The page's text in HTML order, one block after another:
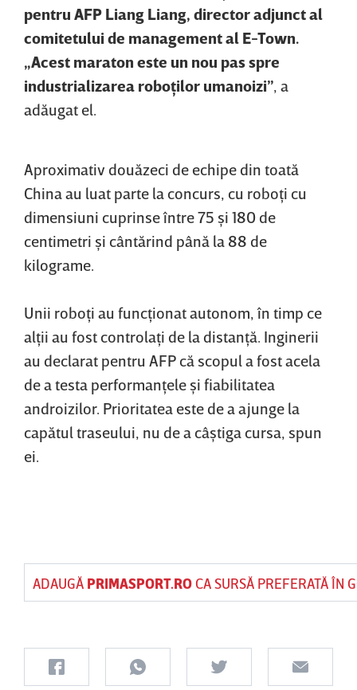
pentru AFP Liang Liang, director adjunct al
comitetului de management al E-Town.
„Acest maraton este un nou pas spre
industrializarea roboţilor umanoizi” , a
adăugat el.
Aproximativ douăzeci de echipe din toată
China au luat parte la concurs, cu roboţi cu
dimensiuni cuprinse între 75 şi 180 de
centimetri şi cântărind până la 88 de
kilograme.
Unii roboţi au funcţionat autonom, în timp ce
alţii au fost controlaţi de la distanţă. Inginerii
au declarat pentru AFP că scopul a fost acela
de a testa performanţele şi fiabilitatea
androizilor. Prioritatea este de a ajunge la
capătul traseului, nu de a câştiga cursa, spun
ei.
ADAUGĂ PRIMASPORT.ROCA SURSĂ PREFERATĂ ÎN